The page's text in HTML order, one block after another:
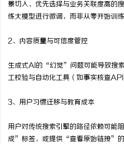
景切入，优先选择与业务关联度高的
练大模型进行微调，而非从零开始训练
2、内容质量与可信度管控
生成式AI的“幻觉”问题可能导致搜索
工校验与自动化工具（如事实核查
3、用户习惯迁移与教育成本
用户对传统搜索引擎的路径依赖可能
成”标签，或提供“查看原始链接”的